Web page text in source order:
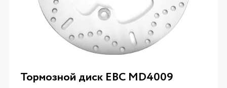
Тормозной диск EBC MD4009